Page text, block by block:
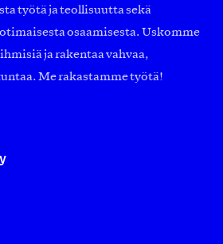
työtä ja teollisuutta sekä
osaamisesta. Uskomme
ja rakentaa vahvaa,
Me rakastamme työtä!